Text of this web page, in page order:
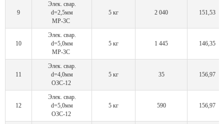
9
Элек. свар.
d=2,5мм
МР-3С
5 кг 2 040 151,53
10
Элек. свар.
d=5,0мм
МР-3С
5 кг 1 445 146,35
11
Элек. свар.
d=4,0мм
ОЗС-12
5 кг 35 156,97
12
Элек. свар.
d=5,0мм
ОЗС-12
5 кг 590 156,97